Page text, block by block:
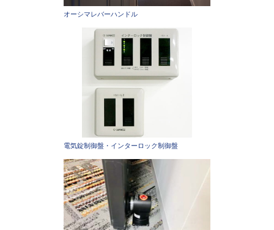
オーシマレバーハンドル
電気錠制御盤・インターロック制御盤